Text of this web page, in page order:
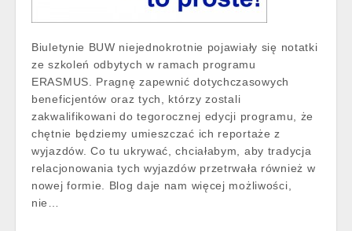
Biuletynie BUW niejednokrotnie pojawiały się notatki
ze szkoleń odbytych w ramach programu
ERASMUS. Pragnę zapewnić dotychczasowych
beneficjentów oraz tych, którzy zostali
zakwalifikowani do tegorocznej edycji programu, że
chętnie będziemy umieszczać ich reportaże z
wyjazdów. Co tu ukrywać, chciałabym, aby tradycja
relacjonowania tych wyjazdów przetrwała również w
nowej formie. Blog daje nam więcej możliwości,
nie…